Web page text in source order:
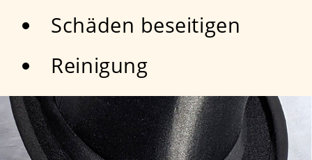
Schäden beseitigen
Reinigung